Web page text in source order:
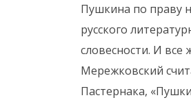
Пушкина по праву
русского
словесности. И
Мережковский
Пастернака,